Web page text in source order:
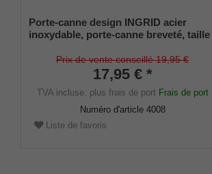
Porte-canne design INGRID acier
inoxydable, porte-canne breveté, taille
souplePrix de vente conseillé 19,95 €
17,95 € *
TVA incluse. plus frais de port Frais de port
Numéro d'article 4008
Liste de favoris